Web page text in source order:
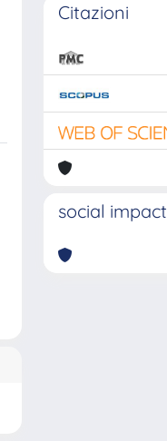
Citazioni
social impact